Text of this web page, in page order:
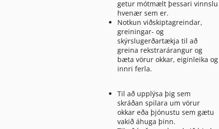
getur mótmælt þessari vinnslu
hvenær sem er.
Notkun viðskiptagreindar,
greiningar- og
skýrslugerðartækja til að
greina rekstrarárangur og
bæta vörur okkar, eiginleika og
innri ferla.
Til að upplýsa þig sem
skráðan spilara um vörur
okkar eða þjónustu sem gætu
vakið áhuga þinn.